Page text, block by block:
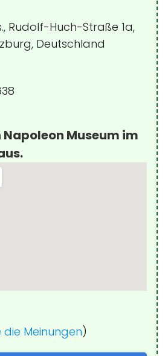
Rudolf-Huch-Straße 1a,
Deutschland
Museum im
die Meinungen)